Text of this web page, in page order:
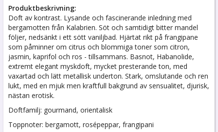
Produktbeskrivning:
Doft av kontrast. Lysande och fascinerande inledning med
bergamotten från Kalabrien. Söt och samtidigt bitter mandel
följer, nedsänkt i ett sött vaniljbad. Hjärtat rikt på frangipane
som påminner om citrus och blommiga toner som citron,
jasmin, kaprifol och ros - tillsammans. Basnot, Habanolide,
extremt elegant myskdoft, mycket presterande ton, med
vaxartad och lätt metallisk underton. Stark, omslutande och ren
lukt, med en mjuk men kraftfull bakgrund av sensualitet, djurisk,
nästan erotisk.
Doftfamilj: gourmand, orientalisk
Toppnoter: bergamott, rosépeppar, frangipani